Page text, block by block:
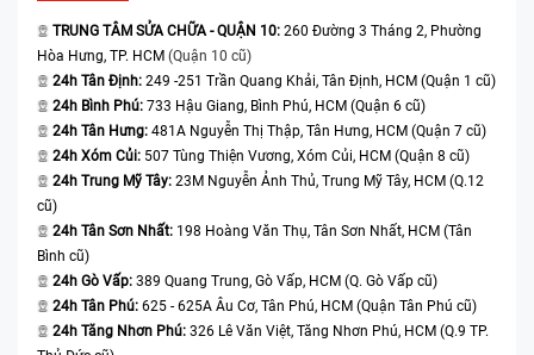
TRUNG TÂM SỬA CHỮA - QUẬN 10: 260 Đường 3 Tháng 2, Phường
Hòa Hưng, TP. HCM (Quận 10 cũ)
24h Tân Định: 249 -251 Trần Quang Khải, Tân Định, HCM (Quận 1 cũ)
24h Bình Phú: 733 Hậu Giang, Bình Phú, HCM (Quận 6 cũ)
24h Tân Hưng: 481A Nguyễn Thị Thập, Tân Hưng, HCM (Quận 7 cũ)
24h Xóm Củi: 507 Tùng Thiện Vương, Xóm Củi, HCM (Quận 8 cũ)
24h Trung Mỹ Tây: 23M Nguyễn Ảnh Thủ, Trung Mỹ Tây, HCM (Q.12
cũ)
24h Tân Sơn Nhất: 198 Hoàng Văn Thụ, Tân Sơn Nhất, HCM (Tân
Bình cũ)
24h Gò Vấp: 389 Quang Trung, Gò Vấp, HCM (Q. Gò Vấp cũ)
24h Tân Phú: 625 - 625A Âu Cơ, Tân Phú, HCM (Quận Tân Phú cũ)
24h Tăng Nhơn Phú: 326 Lê Văn Việt, Tăng Nhơn Phú, HCM (Q.9 TP.